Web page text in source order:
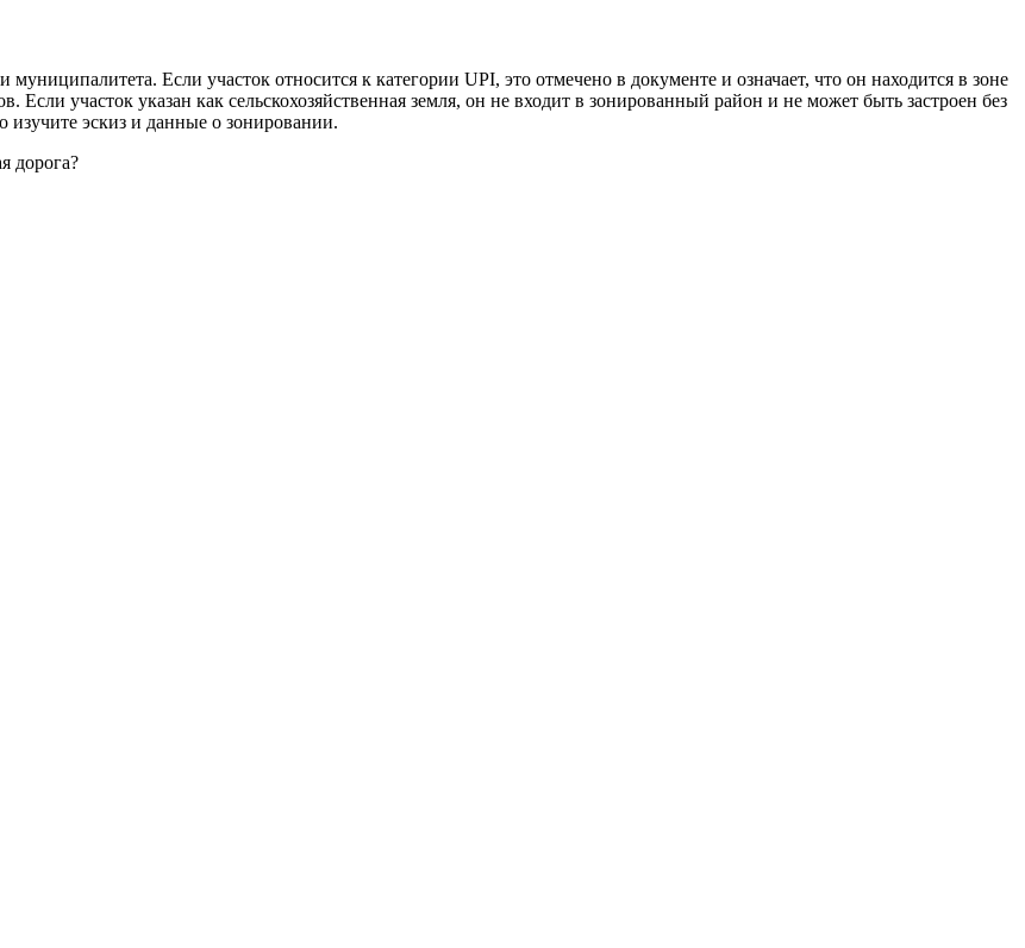
Если участок относится к категории UPI, это отмечено в документе и означает, что он находится в зоне
Если участок указан как сельскохозяйственная земля, он не входит в зонированный район и не может быть застроен без
изучите эскиз и данные о зонировании.
дорога?